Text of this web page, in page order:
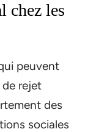
chez les
peuvent
rejet
des
sociales